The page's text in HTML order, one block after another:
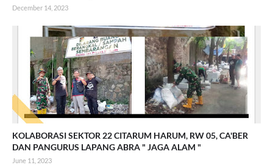
December 14, 2023
KOLABORASI SEKTOR 22 CITARUM HARUM, RW 05, CA'BER
DAN PANGURUS LAPANG ABRA " JAGA ALAM "
June 11, 2023